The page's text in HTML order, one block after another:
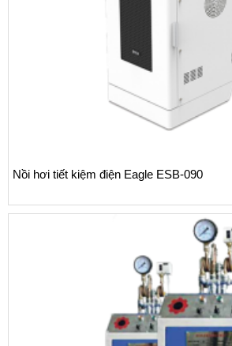
Nồi hơi tiết kiệm điện Eagle ESB-090